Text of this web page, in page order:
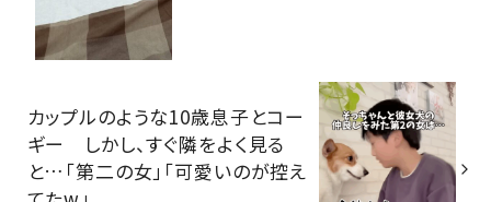
カップルのような10歳息子とコー
ギー しかし、すぐ隣をよく見る
と…「第二の女」「可愛いのが控え